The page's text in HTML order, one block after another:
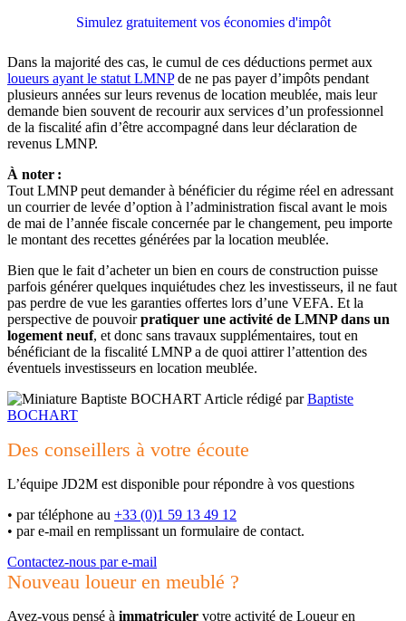
Simulez gratuitement vos économies d'impôt
Dans la majorité des cas, le cumul de ces déductions permet aux
loueurs ayant le statut LMNPde ne pas payer d’impôts pendant
plusieurs années sur leurs revenus de location meublée, mais leur
demande bien souvent de recourir aux services d’un professionnel
de la fiscalité afin d’être accompagné dans leur déclaration de
revenus LMNP.
À noter :
Tout LMNP peut demander à bénéficier du régime réel en adressant
un courrier de levée d’option à l’administration fiscal avant le mois
de mai de l’année fiscale concernée par le changement, peu importe
le montant des recettes générées par la location meublée.
Bien que le fait d’acheter un bien en cours de construction puisse
parfois générer quelques inquiétudes chez les investisseurs, il ne faut
pas perdre de vue les garanties offertes lors d’une VEFA. Et la
perspective de pouvoirpratiquer une activité de LMNP dans un
logement neuf, et donc sans travaux supplémentaires, tout en
bénéficiant de la fiscalité LMNP a de quoi attirer l’attention des
éventuels investisseurs en location meublée.
Article rédigé parBaptiste
BOCHART
Des conseillers à votre écoute
L’équipe JD2M est disponible pour répondre à vos questions
• par téléphone au +33 (0)1 59 13 49 12
• par e-mail en remplissant un formulaire de contact.
Contactez-nous par e-mail
Nouveau loueur en meublé ?
Avez-vous pensé à immatriculer votre activité de Loueur en